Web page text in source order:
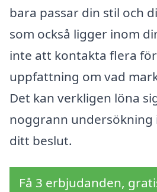
bara passar din stil och
som också ligger inom
inte att kontakta flera
uppfattning om vad
Det kan verkligen löna
noggrann
ditt beslut.
Få 3 erbjudanden,